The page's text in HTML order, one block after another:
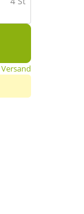
Versand